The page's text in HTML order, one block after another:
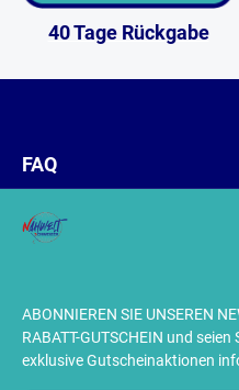
40 Tage Rückgabe
ABONNIEREN SIE UNSEREN
RABATT-GUTSCHEIN und
exklusive Gutscheinaktionen
FAQ